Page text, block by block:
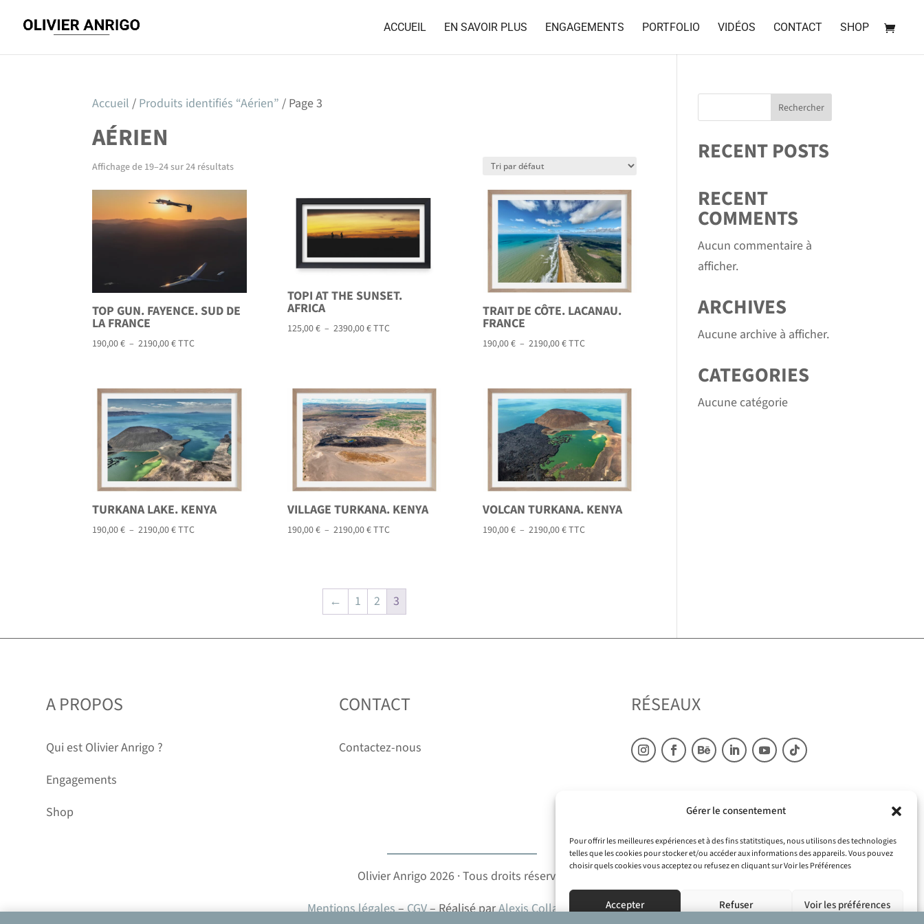
Gérer le consentement
Pour offrir les meilleures expériences et à des fins statitstiques, nous utilisons des technologies
telles que les cookies pour stocker et/ou accéder aux informations des appareils. Vous pouvez
choisir quels cookies vous acceptez ou refusez en cliquant sur Voir les Préférences
Accepter Refuser Voir les préférences
ACCUEIL EN SAVOIR PLUS ENGAGEMENTS PORTFOLIO VIDÉOS CONTACT SHOP
Accueil / Produits identifiés “Aérien” / Page 3
AÉRIEN
Affichage de 19–24 sur 24 résultats
TOP GUN. FAYENCE. SUD DE
LA FRANCE
190,00€ – 2190,00€Plage
190,00 €
à
2190,00 €
TTC
TOPI AT THE SUNSET.
AFRICA
125,00€ – 2390,00€Plage
à
2390,00 €
TTC
TRAIT DE CÔTE. LACANAU.
FRANCE
190,00€ – 2190,00€Plage
190,00 €
à
2190,00 €
TTC
TURKANA LAKE. KENYA
190,00€ – 2190,00€Plage
TTC
VILLAGE TURKANA. KENYA
190,00€ – 2190,00€Plage
à
2190,00 €
TTC
VOLCAN TURKANA. KENYA
190,00€ – 2190,00€Plage
TTC
← 1 2 3
Rechercher
RECENT POSTS
RECENT
COMMENTS
Aucun commentaire à
afficher.
ARCHIVES
Aucune archive à afficher.
CATEGORIES
Aucune catégorie
A PROPOS
Qui est Olivier Anrigo ?
Engagements
Shop
CONTACT
Contactez-nous
RÉSEAUX
Olivier Anrigo 2026 · Tous droits réservés
Mentions légales–CGV– Réalisé parAlexis Collaudin Digital